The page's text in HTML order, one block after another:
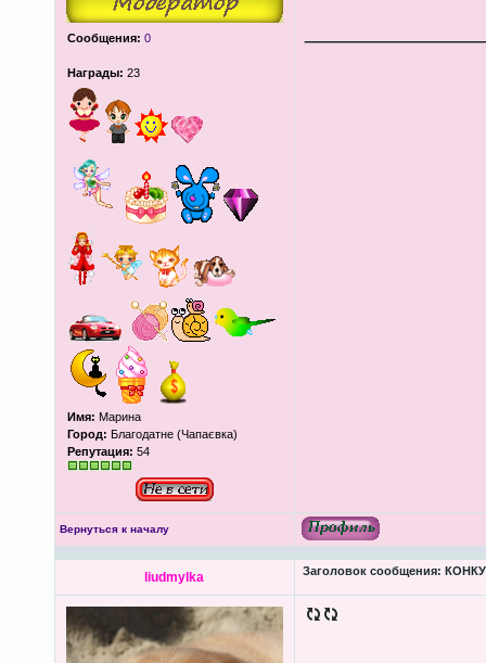
Сообщения: 0
Награды: 23
Имя: Марина
Город: Благодатне (Чапаєвка)
Репутация: 54
Вернуться к началу
liudmylka Заголовок сообщения: